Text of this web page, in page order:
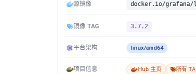
源镜像 docker.io/
镜像 TAG 3.7.2
平台架构 linux/amd64
项目信息 Hub 主页 所有